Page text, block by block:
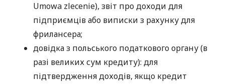
Umowa zlecenie), звіт про доходи для
підприємців або виписки з рахунку для
фрилансера;
довідка з польського податкового органу (в
разі великих сум кредиту): для
підтвердження доходів, якщо кредит